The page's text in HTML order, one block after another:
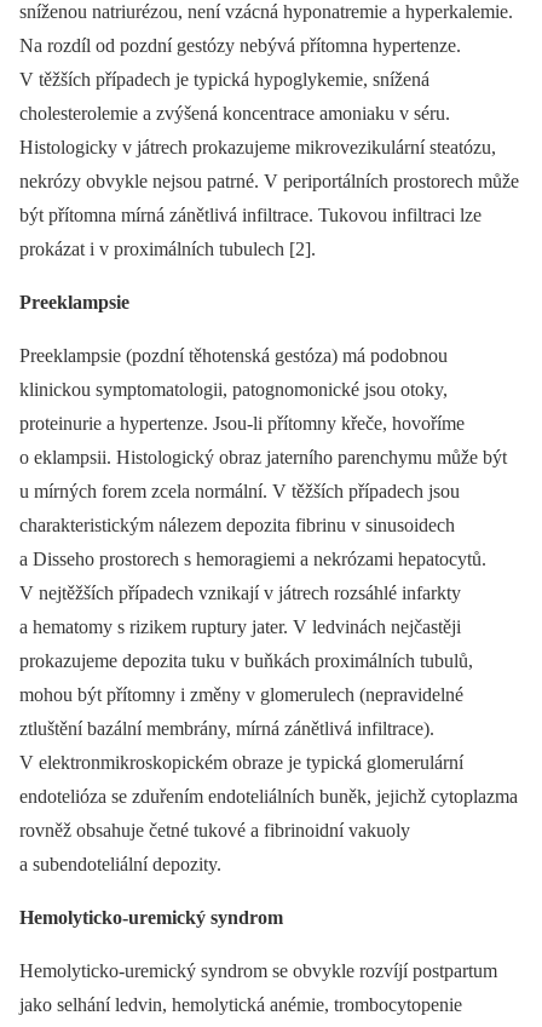
sníženou natriurézou, není vzácná hyponatremie a hyperkalemie.
Na rozdíl od pozdní gestózy nebývá přítomna hypertenze.
V těžších případech je typická hypoglykemie, snížená
cholesterolemie a zvýšená koncentrace amoniaku v séru.
Histologicky v játrech prokazujeme mikrovezikulární steatózu,
nekrózy obvykle nejsou patrné. V periportálních prostorech může
být přítomna mírná zánětlivá infiltrace. Tukovou infiltraci lze
prokázat i v proximálních tubulech [2].
Preeklampsie
Preeklampsie (pozdní těhotenská gestóza) má podobnou
klinickou symptomatologii, patognomonické jsou otoky,
proteinurie a hypertenze. Jsou-li přítomny křeče, hovoříme
o eklampsii. Histologický obraz jaterního parenchymu může být
u mírných forem zcela normální. V těžších případech jsou
charakteristickým nálezem depozita fibrinu v sinusoidech
a Disseho prostorech s hemoragiemi a nekrózami hepatocytů.
V nejtěžších případech vznikají v játrech rozsáhlé infarkty
a hematomy s rizikem ruptury jater. V ledvinách nejčastěji
prokazujeme depozita tuku v buňkách proximálních tubulů,
mohou být přítomny i změny v glomerulech (nepravidelné
ztluštění bazální membrány, mírná zánětlivá infiltrace).
V elektronmikroskopickém obraze je typická glomerulární
endotelióza se zduřením endoteliálních buněk, jejichž cytoplazma
rovněž obsahuje četné tukové a fibrinoidní vakuoly
a subendoteliální depozity.
Hemolyticko-uremický syndrom
Hemolyticko-uremický syndrom se obvykle rozvíjí postpartum
jako selhání ledvin, hemolytická anémie, trombocytopenie